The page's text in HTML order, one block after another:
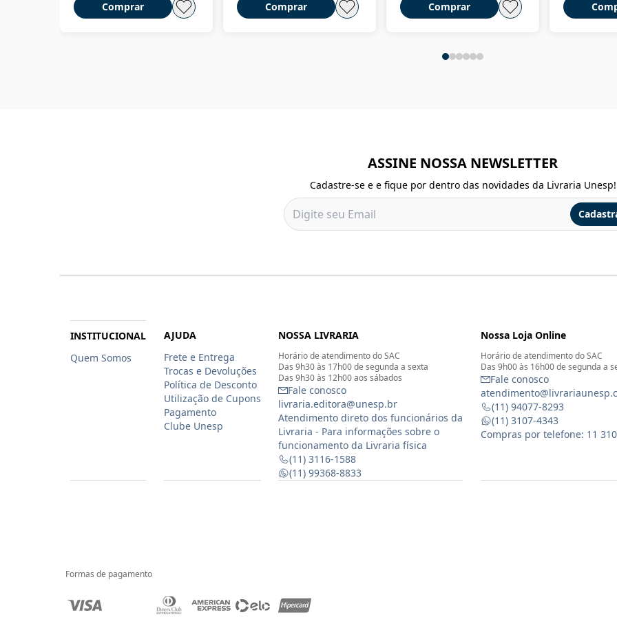
Comprar Comprar Comprar
ASSINE NOSSA NEWSLETTER
Cadastre-se e e fique por dentro das novidades da Livraria Unesp!
INSTITUCIONAL
Quem Somos
AJUDA
Frete e Entrega
Trocas e Devoluções
Política de Desconto
Utilização de Cupons
Pagamento
Clube Unesp
NOSSA LIVRARIA
Horário de atendimento do SAC
Das 9h30 às 17h00 de segunda a sexta
Das 9h30 às 12h00 aos sábados
Fale conosco
livraria.editora@unesp.br
Atendimento direto dos funcionários da
Livraria - Para informações sobre o
funcionamento da Livraria física
(11) 3116-1588
(11) 99368-8833
Nossa Loja Online
Horário de atendimento do SAC
Das 9h00 às 16h00 de segunda a
Fale conosco
(11) 94077-8293
(11) 3107-4343
Compras por telefone: 11
Formas de pagamento